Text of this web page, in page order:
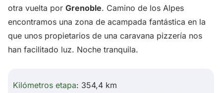
otra vuelta por Grenoble. Camino de los Alpes
encontramos una zona de acampada fantástica en la
que unos propietarios de una caravana pizzería nos
han facilitado luz. Noche tranquila.
Kilómetros etapa: 354,4 km